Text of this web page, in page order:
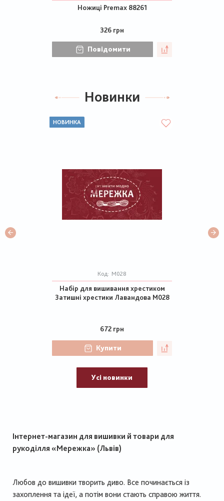
Ножиці Premax 88261
326 грн
Повідомити
Новинки
НОВИНКА
Код: М028
Набір для вишивання хрестиком
Затишні хрестики Лавандова М028
672 грн
Купити
Усі новинки
Інтернет-магазин для вишивки й товари для
рукоділля «Мережка» (Львів)
Любов до вишивки творить диво. Все починається із
захоплення та ідеї, а потім вони стають справою життя.